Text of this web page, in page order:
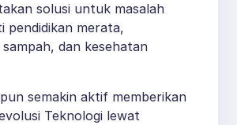
solusi untuk masalah
pendidikan merata,
dan kesehatan
semakin aktif memberikan
Teknologi lewat